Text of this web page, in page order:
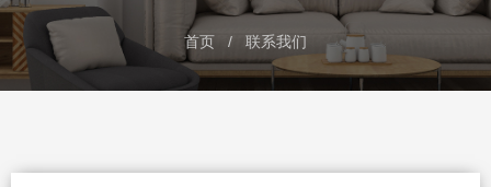
首页 / 联系我们